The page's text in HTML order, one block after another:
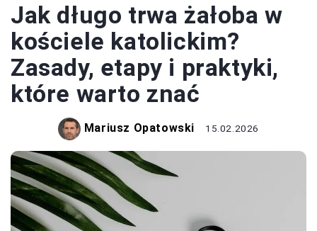
Jak długo trwa żałoba w
kościele katolickim?
Zasady, etapy i praktyki,
które warto znać
Mariusz Opatowski 15.02.2026